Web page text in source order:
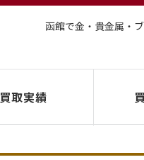
函館で金・貴金属・
買取実績